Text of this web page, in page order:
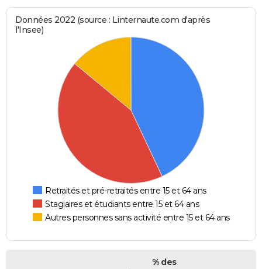
Données 2022 (source : Linternaute.com d'après
l'Insee)
Retraités et pré-retraités entre 15 et 64 ans
Stagiaires et étudiants entre 15 et 64 ans
Autres personnes sans activité entre 15 et 64 ans
% des